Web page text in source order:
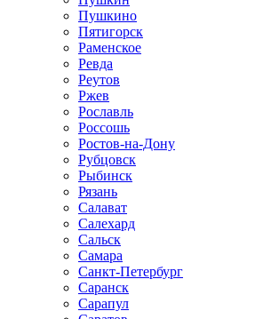
Пушкино
Пятигорск
Раменское
Ревда
Реутов
Ржев
Рославль
Россошь
Ростов-на-Дону
Рубцовск
Рыбинск
Рязань
Салават
Салехард
Сальск
Самара
Санкт-Петербург
Саранск
Сарапул